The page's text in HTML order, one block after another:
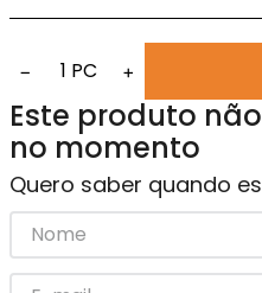
− 1 PC +
Este produto
no momento
Quero saber quando